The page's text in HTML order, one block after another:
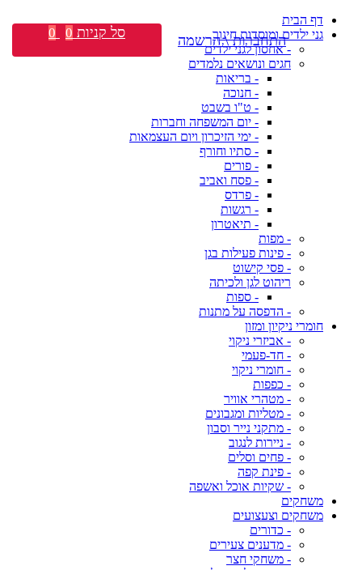
דף הבית
גני ילדים ומוסדות חינוך
- אחסון לגני ילדים
חגים ונושאים נלמדים
- בריאות
- חנוכה
- ט"ו בשבט
- יום המשפחה וחברות
- ימי הזיכרון ויום העצמאות
- סתיו וחורף
- פורים
- פסח ואביב
- פרדס
- רגשות
- תיאטרון
- מפות
- פינות פעילות בגן
- פסי קישוט
ריהוט לגן ולכיתה
- ספות
- הדפסה על מתנות
חומרי ניקיון ומזון
- אביזרי ניקוי
- חד-פעמי
- חומרי ניקוי
- כפפות
- מטהרי אוויר
- מטליות ומגבונים
- מתקני נייר וסבון
- ניירות לנגוב
- פחים וסלים
- פינת קפה
- שקיות אוכל ואשפה
משחקים
משחקים וצעצועים
- כדורים
- מדענים צעירים
- משחקי חצר
התחברות \ הרשמה סל קניות 0
0